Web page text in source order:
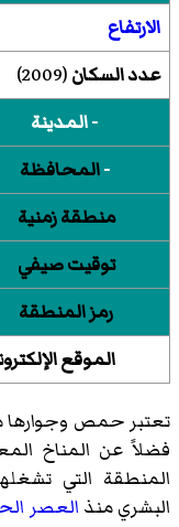
الارتفاع
عدد السكان(2009)
- المدينة
-المحافظة
منطقة زمنية
توقيت صيفي
رمز المنطقة
الموقع
تعتبر حمص وجوارها
فضلاً عن المناخ
المنطقة التي
البشري منذ العصر